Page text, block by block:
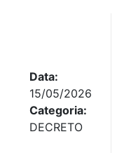
Data:
15/05/2026
Categoria:
DECRETO